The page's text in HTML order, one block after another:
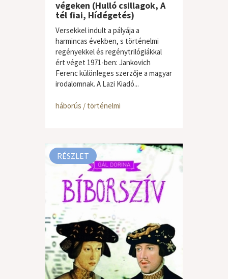
végeken (Hulló csillagok, A
tél fiai, Hídégetés)
Versekkel indult a pályája a
harmincas években, s történelmi
regényekkel és regénytrilógiákkal
ért véget 1971-ben: Jankovich
Ferenc különleges szerzője a magyar
irodalomnak. A Lazi Kiadó...
háborús / történelmi
RÉSZLET